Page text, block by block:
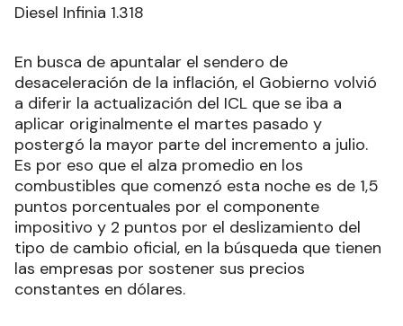
Diesel Infinia 1.318
En busca de apuntalar el sendero de
desaceleración de la inflación, el Gobierno volvió
a diferir la actualización del ICL que se iba a
aplicar originalmente el martes pasado y
postergó la mayor parte del incremento a julio.
Es por eso que el alza promedio en los
combustibles que comenzó esta noche es de 1,5
puntos porcentuales por el componente
impositivo y 2 puntos por el deslizamiento del
tipo de cambio oficial, en la búsqueda que tienen
las empresas por sostener sus precios
constantes en dólares.